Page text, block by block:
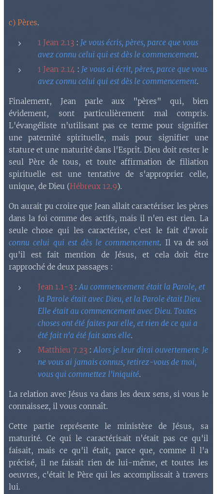
c) Pères.
1 Jean 2.13 : Je vous écris, pères, parce que vous
avez connu celui qui est dès le commencement.
1 Jean 2.14 : Je vous ai écrit, pères, parce que vous
avez connu celui qui est dès le commencement.
Finalement, Jean parle aux "pères" qui, bien
évidement, sont particulièrement mal compris.
L'évangéliste n'utilisant pas ce terme pour signifier
une paternité spirituelle, mais pour signifier une
stature et une maturité dans l'Esprit. Dieu doit rester le
seul Père de tous, et toute affirmation de filiation
spirituelle est une tentative de s'approprier celle,
unique, de Dieu (Hébreux 12.9).
On aurait pu croire que Jean allait caractériser les pères
dans la foi comme des actifs, mais il n'en est rien. La
seule chose qui les caractérise, c'est le fait d'avoir
connu celui qui est dès le commencement. Il va de soi
qu'il est fait mention de Jésus, et cela doit être
rapproché de deux passages :
Jean 1.1-3 :Au commencement était la Parole, et
la Parole était avec Dieu, et la Parole était Dieu.
Elle était au commencement avec Dieu. Toutes
choses ont été faites par elle, et rien de ce qui a
été fait n'a été fait sans elle.
Matthieu 7.23 :Alors je leur dirai ouvertement: Je
ne vous ai jamais connus, retirez-vous de moi,
vous qui commettez l'iniquité.
La relation avec Jésus va dans les deux sens, si vous le
connaissez, il vous connaît.
Cette partie représente le ministère de Jésus, sa
maturité. Ce qui le caractérisait n'était pas ce qu'il
faisait, mais ce qu'il était, parce que, comme il l'a
précisé, il ne faisait rien de lui-même, et toutes les
oeuvres, c'était le Père qui les accomplissait à travers
lui.